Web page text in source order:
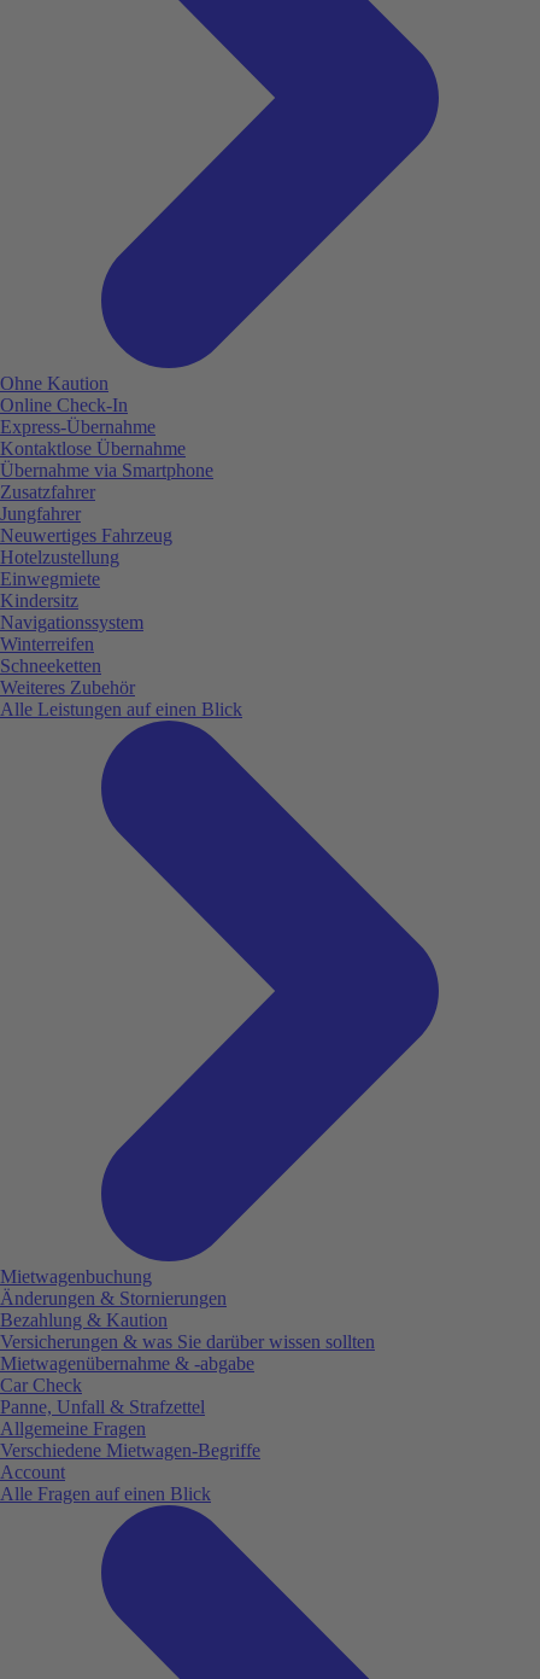
Ohne Kaution
Online Check-In
Express-Übernahme
Kontaktlose Übernahme
Übernahme via Smartphone
Zusatzfahrer
Jungfahrer
Neuwertiges Fahrzeug
Hotelzustellung
Einwegmiete
Kindersitz
Navigationssystem
Winterreifen
Schneeketten
Weiteres Zubehör
Alle Leistungen auf einen Blick
Mietwagenbuchung
Änderungen & Stornierungen
Bezahlung & Kaution
Versicherungen & was Sie darüber wissen sollten
Mietwagenübernahme & -abgabe
Car Check
Panne, Unfall & Strafzettel
Allgemeine Fragen
Verschiedene Mietwagen-Begriffe
Account
Alle Fragen auf einen Blick